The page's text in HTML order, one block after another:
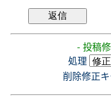
- 投稿
処理
削除修正